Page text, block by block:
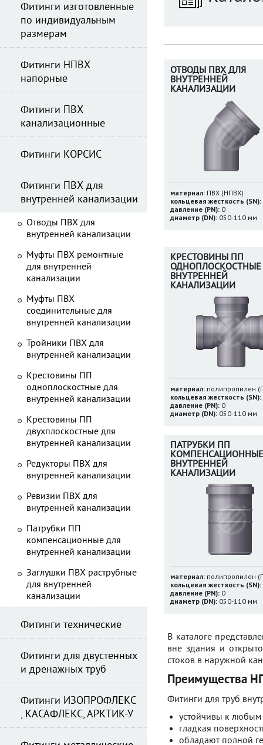
ОТВОДЫ ПВХ ДЛЯ
ВНУТРЕННЕЙ
КАНАЛИЗАЦИИ
материал: ПВХ (НПВХ)
кольцевая жесткость (SN):
давление (PN): 0
диаметр (DN): 050-110 мм
КРЕСТОВИНЫ ПП
ОДНОПЛОСКОСТНЫЕ
ВНУТРЕННЕЙ
КАНАЛИЗАЦИИ
материал: полипропилен
кольцевая жесткость (SN):
давление (PN): 0
диаметр (DN): 050-110 мм
ПАТРУБКИ ПП
ВНУТРЕННЕЙ
КАНАЛИЗАЦИИ
материал: полипропилен
кольцевая жесткость (SN):
давление (PN): 0
диаметр (DN): 050-110 мм
В каталоге
вне здания и
стоков в наружной
Преимущества
Фитинги для труб
устойчивы к любым
гладкая
обладают полной
Фитинги изготовленные
по индивидуальным
размерам
Фитинги НПВХ
напорные
Фитинги ПВХ
канализационные
Фитинги КОРСИС
Фитинги ПВХ для
внутренней канализации
Отводы ПВХ для
внутренней канализации
Муфты ПВХ ремонтные
для внутренней
канализации
Муфты ПВХ
соединительные для
внутренней канализации
Тройники ПВХ для
внутренней канализации
Крестовины ПП
одноплоскостные для
внутренней канализации
Крестовины ПП
двухплоскостные для
внутренней канализации
Редукторы ПВХ для
внутренней канализации
Ревизии ПВХ для
внутренней канализации
Патрубки ПП
компенсационные для
внутренней канализации
Заглушки ПВХ раструбные
для внутренней
канализации
Фитинги технические
Фитинги для двустенных
и дренажных труб
Фитинги ИЗОПРОФЛЕКС
, КАСАФЛЕКС, АРКТИК-У